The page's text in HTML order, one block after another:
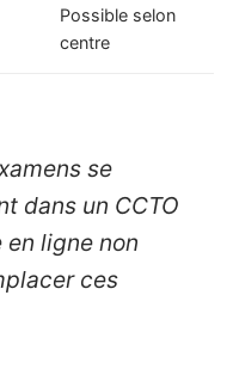
Possible selon
centre
se
dans un CCTO
ligne non
ces